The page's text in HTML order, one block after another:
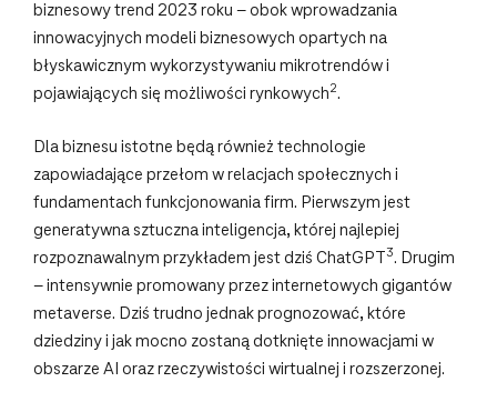
biznesowy trend 2023 roku – obok wprowadzania
innowacyjnych modeli biznesowych opartych na
błyskawicznym wykorzystywaniu mikrotrendów i
pojawiających się możliwości rynkowych2.
Dla biznesu istotne będą również technologie
zapowiadające przełom w relacjach społecznych i
fundamentach funkcjonowania firm. Pierwszym jest
generatywna sztuczna inteligencja, której najlepiej
rozpoznawalnym przykładem jest dziś ChatGPT3. Drugim
– intensywnie promowany przez internetowych gigantów
metaverse. Dziś trudno jednak prognozować, które
dziedziny i jak mocno zostaną dotknięte innowacjami w
obszarze AI oraz rzeczywistości wirtualnej i rozszerzonej.